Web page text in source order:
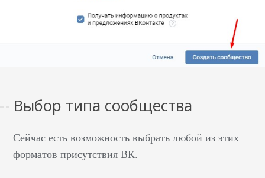
Выбор типа сообщества
Сейчас есть возможность выбрать любой из этих
форматов присутствия ВК.